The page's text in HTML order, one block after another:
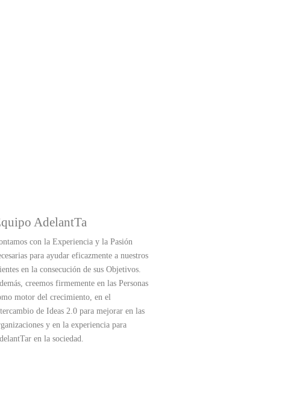
AdelantTa
con la Experiencia y la Pasión
para ayudar eficazmente a nuestros
en la consecución de sus Objetivos.
creemos firmemente en las Personas
motor del crecimiento, en el
de Ideas 2.0 para mejorar en las
y en la experiencia para
en la sociedad.